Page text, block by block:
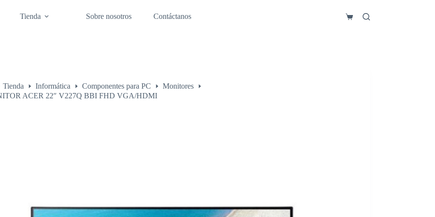
Tienda Sobre nosotros Contáctanos
Carro
Tienda Informática Componentes para PC
Monitores
ACER 22″ V227Q BBI FHD VGA/HDMI